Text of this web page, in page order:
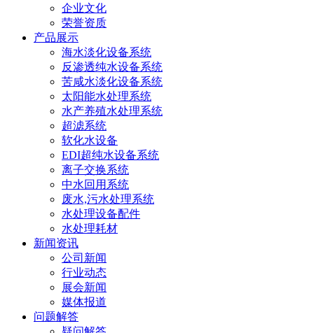
企业文化
荣誉资质
产品展示
海水淡化设备系统
反渗透纯水设备系统
苦咸水淡化设备系统
太阳能水处理系统
水产养殖水处理系统
超滤系统
软化水设备
EDI超纯水设备系统
离子交换系统
中水回用系统
废水,污水处理系统
水处理设备配件
水处理耗材
新闻资讯
公司新闻
行业动态
展会新闻
媒体报道
问题解答